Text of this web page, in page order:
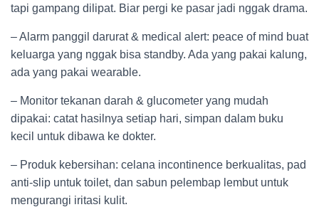
tapi gampang dilipat. Biar pergi ke pasar jadi nggak drama.
– Alarm panggil darurat & medical alert: peace of mind buat
keluarga yang nggak bisa standby. Ada yang pakai kalung,
ada yang pakai wearable.
– Monitor tekanan darah & glucometer yang mudah
dipakai: catat hasilnya setiap hari, simpan dalam buku
kecil untuk dibawa ke dokter.
– Produk kebersihan: celana incontinence berkualitas, pad
anti-slip untuk toilet, dan sabun pelembap lembut untuk
mengurangi iritasi kulit.